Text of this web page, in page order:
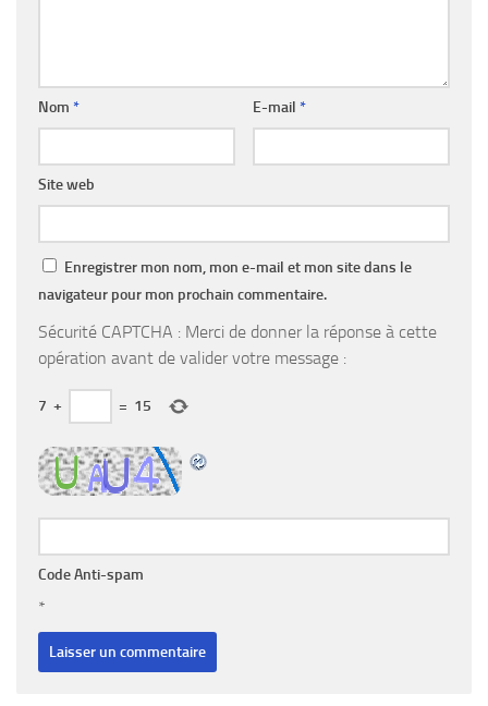
Nom * E-mail *
Site web
Enregistrer mon nom, mon e-mail et mon site dans le
navigateur pour mon prochain commentaire.
Sécurité CAPTCHA : Merci de donner la réponse à cette
opération avant de valider votre message :
7 + = 15
Code Anti-spam
*